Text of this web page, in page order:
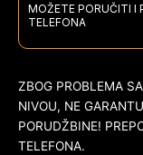
MOŽETE PORUČITI I
TELEFONA
ZBOG PROBLEMA
NIVOU, NE
PORUDŽBINE!
TELEFONA.